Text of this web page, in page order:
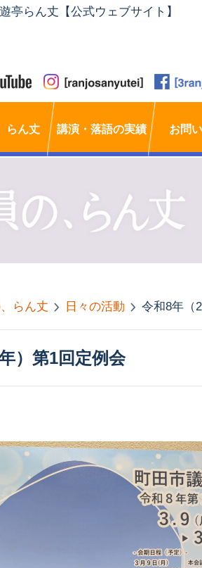
らん丈【公式ウェブサイト】
らん丈 講演・落語の実績 お問
らん丈 日々の活動
年）第1回定例会